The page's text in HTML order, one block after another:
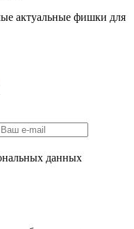
актуальные фишки для
данных